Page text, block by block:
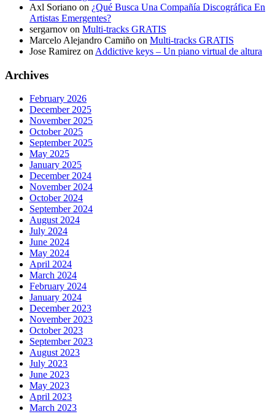
Axl Soriano on ¿Qué Busca Una Compañía Discográfica En
Artistas Emergentes?
sergarnov on Multi-tracks GRATIS
Marcelo Alejandro Camiño on Multi-tracks GRATIS
Jose Ramirez on Addictive keys – Un piano virtual de altura
Archives
February 2026
December 2025
November 2025
October 2025
September 2025
May 2025
January 2025
December 2024
November 2024
October 2024
September 2024
August 2024
July 2024
June 2024
May 2024
April 2024
March 2024
February 2024
January 2024
December 2023
November 2023
October 2023
September 2023
August 2023
July 2023
June 2023
May 2023
April 2023
March 2023